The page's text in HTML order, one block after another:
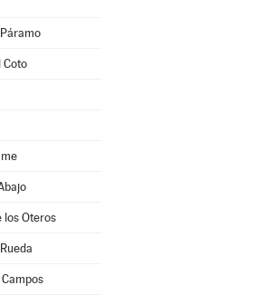
Coto
los Oteros